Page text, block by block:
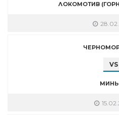
ЛОКОМОТИВ
VS